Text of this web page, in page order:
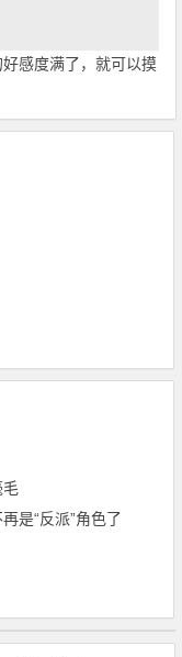
感度满了，就可以摸
是“反派”角色了